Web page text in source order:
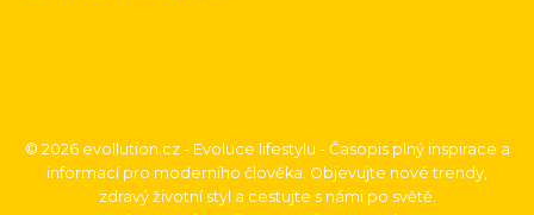
© 2026 evollution.cz - Evoluce lifestylu - Časopis plný inspirace a
informací pro moderního člověka. Objevujte nové trendy,
zdravý životní styl a cestujte s námi po světě.